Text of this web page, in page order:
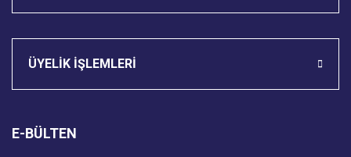
ÜYELİK İŞLEMLERİ
E-BÜLTEN